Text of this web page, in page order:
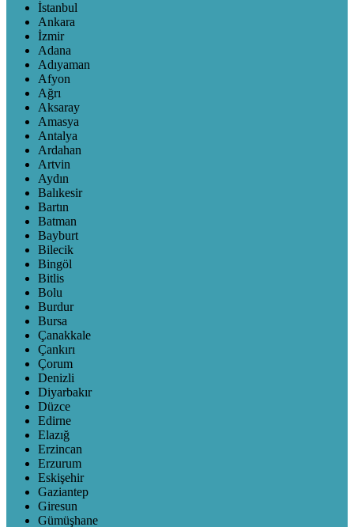
İstanbul
Ankara
İzmir
Adana
Adıyaman
Afyon
Ağrı
Aksaray
Amasya
Antalya
Ardahan
Artvin
Aydın
Balıkesir
Bartın
Batman
Bayburt
Bilecik
Bingöl
Bitlis
Bolu
Burdur
Bursa
Çanakkale
Çankırı
Çorum
Denizli
Diyarbakır
Düzce
Edirne
Elazığ
Erzincan
Erzurum
Eskişehir
Gaziantep
Giresun
Gümüşhane